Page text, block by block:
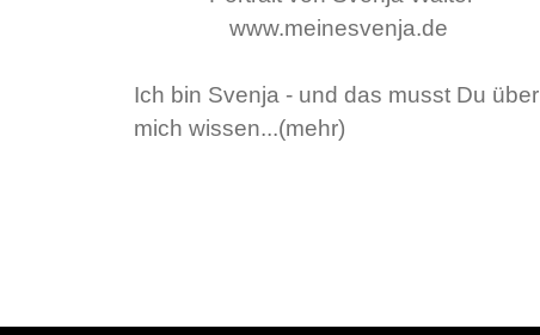
Ich bin Svenja - und das musst Du über
mich wissen...(mehr)